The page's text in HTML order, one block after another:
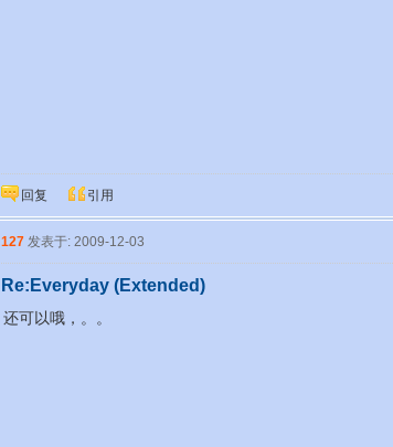
回复 引用
127 发表于: 2009-12-03
Re:Everyday (Extended)
还可以哦，。。